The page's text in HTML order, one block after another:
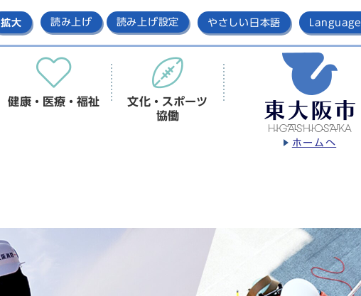
拡大 読み上げ 読み上げ設定 やさしい日本語 Language
ホームへ
健康・医療・福祉
文化・スポーツ
協働